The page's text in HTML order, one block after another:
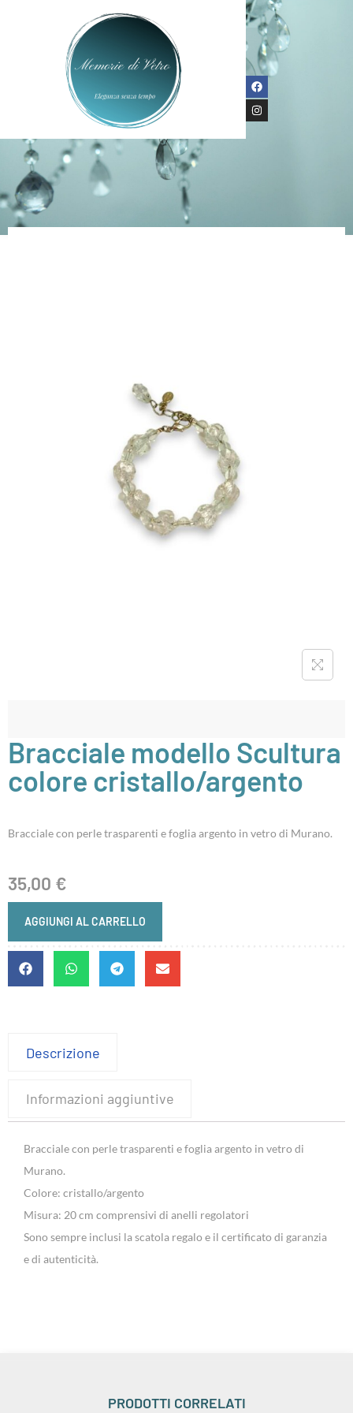
Bracciale modello Scultura
colore cristallo/argento
Bracciale con perle trasparenti e foglia argento in vetro di Murano.
35,00 €
AGGIUNGI AL CARRELLO
Descrizione
Informazioni aggiuntive
Bracciale con perle trasparenti e foglia argento in vetro di
Murano.
Colore: cristallo/argento
Misura: 20 cm comprensivi di anelli regolatori
Sono sempre inclusi la scatola regalo e il certificato di garanzia
e di autenticità.
PRODOTTI CORRELATI